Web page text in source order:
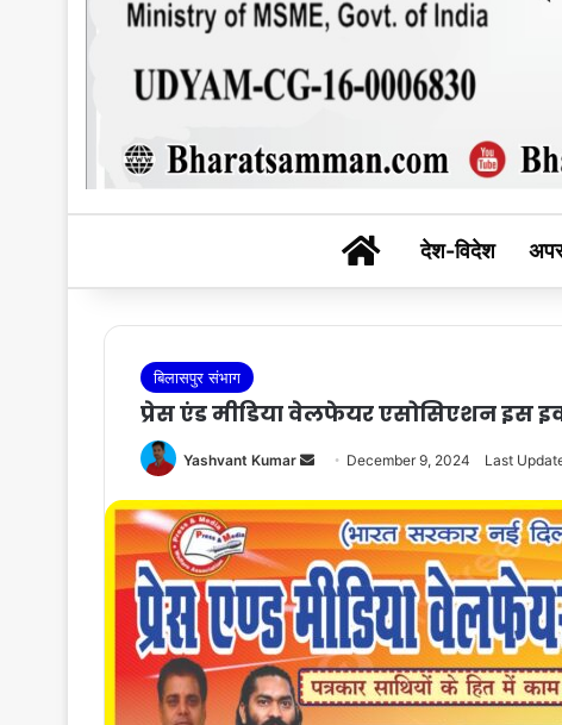
BHARAT
देश-विदेश
बिलासपुर संभाग
प्रेस एंड मीडिया वेलफेयर एसोसिएशन इस
Yashvant Kumar
Send
email
December 9, 2024 Last